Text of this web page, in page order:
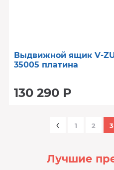
Выдвижной ящик V-
35005 платина
130 290 Р
‹ 1 2 3
Лучшие